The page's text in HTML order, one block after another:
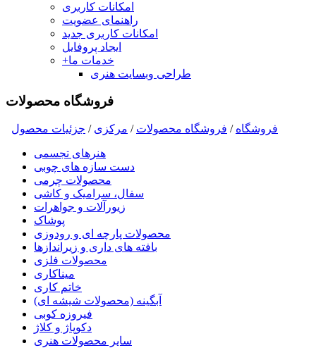
امکانات کاربری
راهنمای عضویت
امکانات کاربری جدید
ایجاد پروفایل
+خدمات ما
طراحی وبسایت هنری
فروشگاه محصولات
فروشگاه / فروشگاه محصولات / مرکزی / جزئیات محصول
هنرهای تجسمی
دست سازه های چوبی
محصولات چرمی
سفال، سرامیک و کاشی
زیورآلات و جواهرات
پوشاک
محصولات پارچه ای و رودوزی
بافته های داری و زیراندازها
محصولات فلزی
میناکاری
خاتم کاری
آبگینه (محصولات شیشه ای)
فیروزه کوبی
دکوپاژ و کلاژ
سایر محصولات هنری